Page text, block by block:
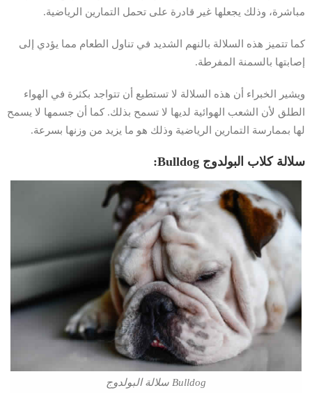
مباشرة، وذلك يجعلها غير قادرة على تحمل التمارين الرياضية.
كما تتميز هذه السلالة بالنهم الشديد في تناول الطعام مما يؤدي إلى
إصابتها بالسمنة المفرطة.
ويشير الخبراء أن هذه السلالة لا تستطيع أن تتواجد بكثرة في الهواء
الطلق لأن الشعب الهوائية لديها لا تسمح بذلك. كما أن جسمها لا يسمح
لها بممارسة التمارين الرياضية وذلك هو ما يزيد من وزنها بسرعة.
سلالة كلاب البولدوج Bulldog:
Bulldog سلالة البولدوج